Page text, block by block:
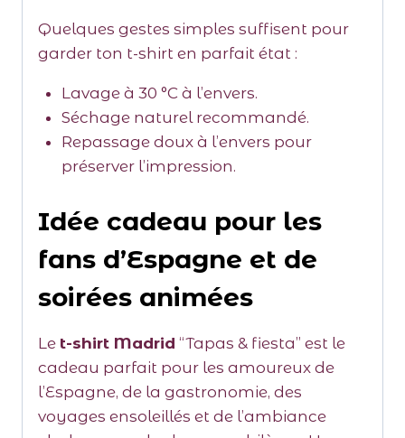
Quelques gestes simples suffisent pour
garder ton t-shirt en parfait état :
Lavage à 30 °C à l’envers.
Séchage naturel recommandé.
Repassage doux à l’envers pour
préserver l’impression.
Idée cadeau pour les
fans d’Espagne et de
soirées animées
Le t-shirt Madrid “Tapas & fiesta” est le
cadeau parfait pour les amoureux de
l’Espagne, de la gastronomie, des
voyages ensoleillés et de l’ambiance